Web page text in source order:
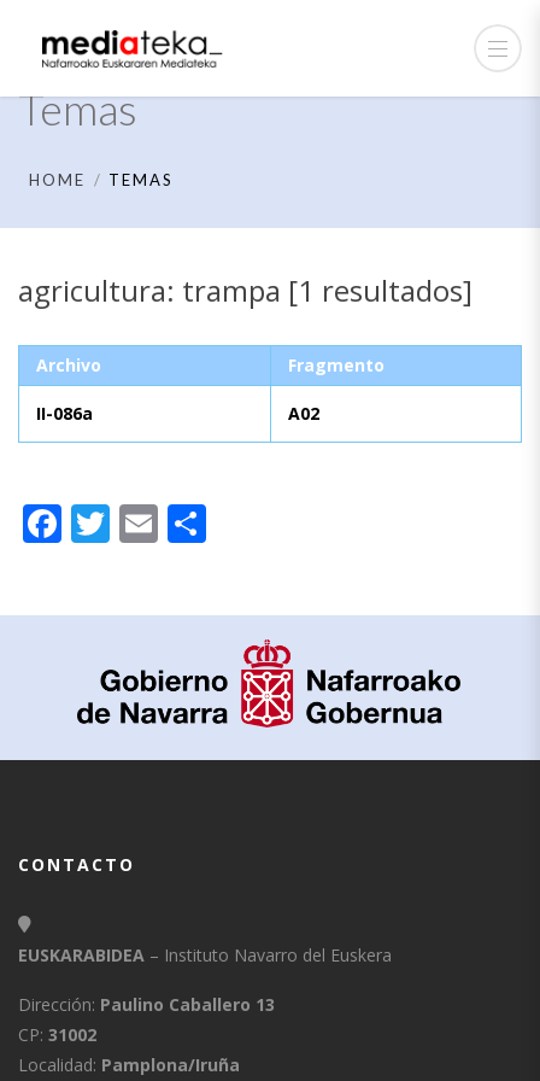
Temas
HOME TEMAS
agricultura: trampa [1 resultados]
Archivo Fragmento
II-086a A02
Facebook
Twitter
Email
CONTACTO
EUSKARABIDEA – Instituto Navarro del Euskera
Dirección: Paulino Caballero 13
CP: 31002
Localidad: Pamplona/Iruña